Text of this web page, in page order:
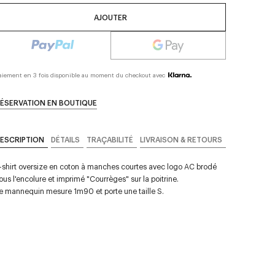
AJOUTER
en 3 fois disponible au moment du checkout avec
EN BOUTIQUE
DÉTAILS TRAÇABILITÉ LIVRAISON & RETOURS
shirt oversize en coton à manches courtes avec logo AC brodé
l'encolure et imprimé "Courrèges" sur la poitrine.
mannequin mesure 1m90 et porte une taille S.